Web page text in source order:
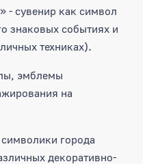
- сувенир как символ
знаковых событиях и
техниках).
эмблемы
на
города
декоративно-